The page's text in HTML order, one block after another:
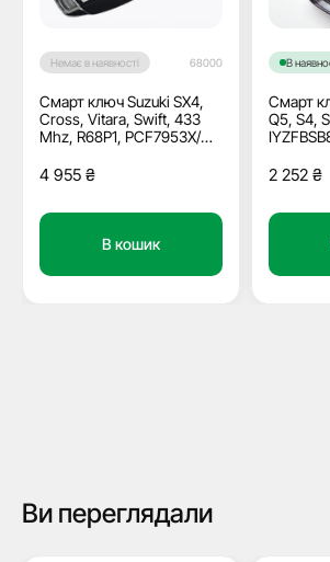
Немає в наявності 68000
Смарт ключ Suzuki SX4,
Cross, Vitara, Swift, 433
Mhz, R68P1, PCF7953X/
4 955 ₴
В кошик
В
Смарт
Q5, S4,
2 252 ₴
Ви переглядали